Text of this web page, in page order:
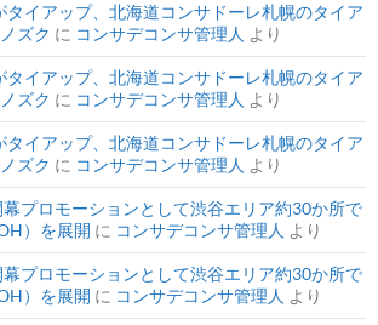
タイアップ、北海道コンサドーレ札幌のタイア
ズク に コンサデコンサ管理人 より
タイアップ、北海道コンサドーレ札幌のタイア
ズク に コンサデコンサ管理人 より
タイアップ、北海道コンサドーレ札幌のタイア
ズク に コンサデコンサ管理人 より
プロモーションとして渋谷エリア約30か所で
）を展開 に コンサデコンサ管理人 より
プロモーションとして渋谷エリア約30か所で
）を展開 に コンサデコンサ管理人 より